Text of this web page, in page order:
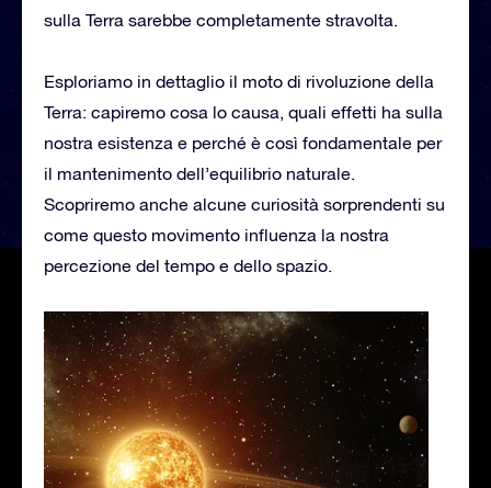
sulla Terra sarebbe completamente stravolta.
Esploriamo in dettaglio il moto di rivoluzione della
Terra: capiremo cosa lo causa, quali effetti ha sulla
nostra esistenza e perché è così fondamentale per
il mantenimento dell’equilibrio naturale.
Scopriremo anche alcune curiosità sorprendenti su
come questo movimento influenza la nostra
percezione del tempo e dello spazio.